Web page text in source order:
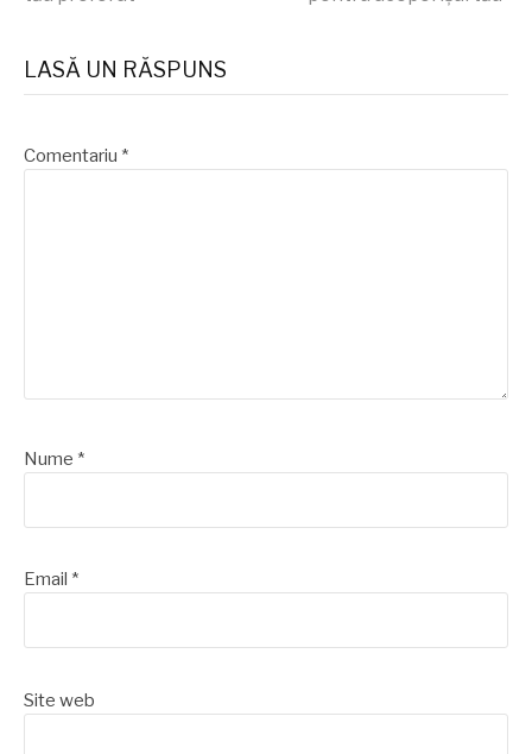
lectura
LASĂ UN RĂSPUNS
Comentariu *
Nume *
Email *
Site web